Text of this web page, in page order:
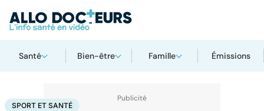
Santé Bien-être Famille Émissions
AccueilBien-êtreSport santé Sport et santé
SPORT ET SANTÉ